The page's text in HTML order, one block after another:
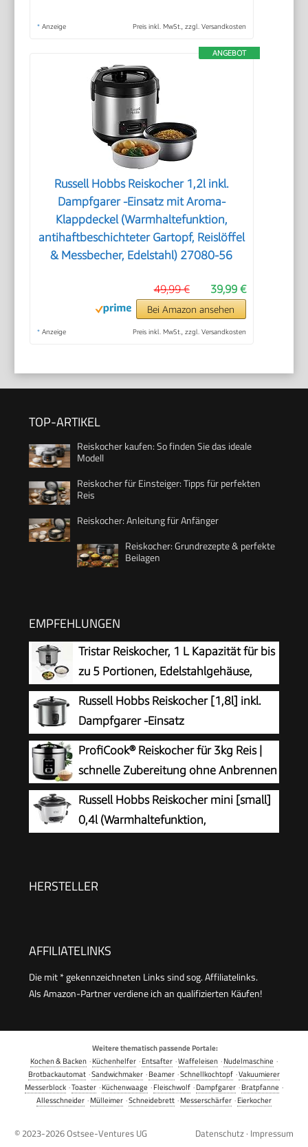
* Anzeige Preis inkl. MwSt., zzgl. Versandkosten
ANGEBOT
Russell Hobbs Reiskocher 1,2l inkl.
Dampfgarer -Einsatz mit Aroma-
Klappdeckel (Warmhaltefunktion,
antihaftbeschichteter Gartopf, Reislöffel
& Messbecher, Edelstahl) 27080-56
39,99 €
49,99 €
Bei Amazon ansehen
* Anzeige Preis inkl. MwSt., zzgl. Versandkosten
TOP-ARTIKEL
Reiskocher kaufen: So finden Sie das ideale
Modell
Reiskocher für Einsteiger: Tipps für perfekten
Reis
Reiskocher: Anleitung für Anfänger
Reiskocher: Grundrezepte & perfekte
Beilagen
EMPFEHLUNGEN
Tristar Reiskocher, 1 L Kapazität für bis
zu 5 Portionen, Edelstahlgehäuse,
Antihaft-Innentopf, Dampfeinsatz,
Warmhaltefunktion, 400 W, RK-6144
Russell Hobbs Reiskocher [1,8l] inkl.
Dampfgarer -Einsatz
(Warmhaltefunktion,
antihaftbeschichteter Gartopf, Reislöffel &
Messbecher, Edelstahl, Glas-Deckel, Schongarer
für Gemüse & Fisch etc)19750-56
ProfiCook® Reiskocher für 3kg Reis |
schnelle Zubereitung ohne Anbrennen
| Warmhaltefunktion | inkl. Messbecher
& Reislöffel | Rice Cooker mit Antihaft |
Reiskocher mit Dampfgarer | PC RK 1285
Russell Hobbs Reiskocher mini [small]
0,4l (Warmhaltefunktion,
Reiswärmer) 27020-56
HERSTELLER
AFFILIATELINKS
Die mit * gekennzeichneten Links sind sog. Affiliatelinks.
Als Amazon-Partner verdiene ich an qualifizierten Käufen!
Weitere thematisch passende Portale:
Kochen & Backen ·Küchenhelfer ·Entsafter ·Waffeleisen ·Nudelmaschine ·
Brotbackautomat ·Sandwichmaker ·Beamer ·Schnellkochtopf ·Vakuumierer
Messerblock ·Toaster ·Küchenwaage ·Fleischwolf ·Dampfgarer ·Bratpfanne ·
Allesschneider ·Mülleimer ·Schneidebrett ·Messerschärfer ·Eierkocher
© 2023-2026Ostsee-Ventures UG Datenschutz · Impressum